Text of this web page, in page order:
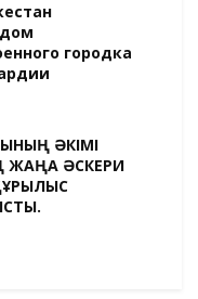
городка
ӘКІМІ
ЖАҢА ӘСКЕРИ